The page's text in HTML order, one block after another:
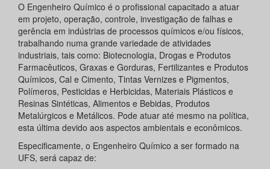
O Engenheiro Químico é o profissional capacitado a atuar
em projeto, operação, controle, investigação de falhas e
gerência em indústrias de processos químicos e/ou físicos,
trabalhando numa grande variedade de atividades
industriais, tais como: Biotecnologia, Drogas e Produtos
Farmacêuticos, Graxas e Gorduras, Fertilizantes e Produtos
Químicos, Cal e Cimento, Tintas Vernizes e Pigmentos,
Polímeros, Pesticidas e Herbicidas, Materiais Plásticos e
Resinas Sintéticas, Alimentos e Bebidas, Produtos
Metalúrgicos e Metálicos. Pode atuar até mesmo na política,
esta última devido aos aspectos ambientais e econômicos.
Especificamente, o Engenheiro Químico a ser formado na
UFS, será capaz de: